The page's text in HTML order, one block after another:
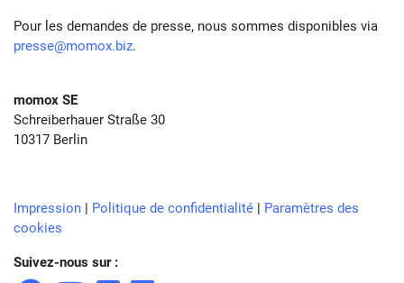
Pour les demandes de presse, nous sommes disponibles via
presse@momox.biz.
momox SE
Schreiberhauer Straße 30
10317 Berlin
Impression | Politique de confidentialité | Paramètres des
cookies
Suivez-nous sur :